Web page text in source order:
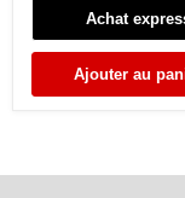
performance
e85.
Achat
Ajouter au